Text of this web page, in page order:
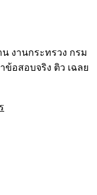
งานกระทรวง กรม
ข้อสอบจริง ติว เฉลย